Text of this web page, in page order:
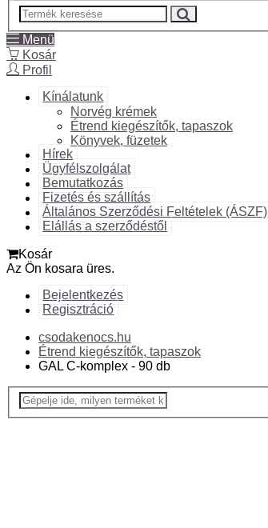
Menü
Kosár
Profil
Kínálatunk
Norvég krémek
Étrend kiegészítők, tapaszok
Könyvek, füzetek
Hírek
Ügyfélszolgálat
Bemutatkozás
Fizetés és szállítás
Általános Szerződési Feltételek (ÁSZF)
Elállás a szerződéstől
Kosár
Az Ön kosara üres.
Bejelentkezés
Regisztráció
csodakenocs.hu
Étrend kiegészítők, tapaszok
GAL C-komplex - 90 db